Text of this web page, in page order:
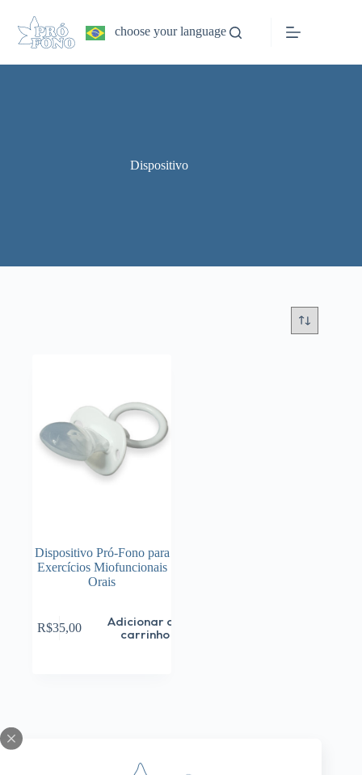
conteúdo
choose your language
Dispositivo
Dispositivo Pró-Fono para
Exercícios Miofuncionais
Orais
R$35,00
Adicionar ao
carrinho